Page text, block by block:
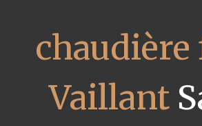
Vaillant